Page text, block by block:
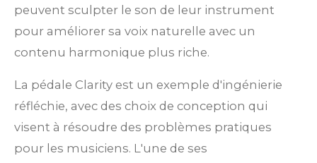
peuvent sculpter le son de leur instrument
pour améliorer sa voix naturelle avec un
contenu harmonique plus riche.
La pédale Clarity est un exemple d'ingénierie
réfléchie, avec des choix de conception qui
visent à résoudre des problèmes pratiques
pour les musiciens. L'une de ses